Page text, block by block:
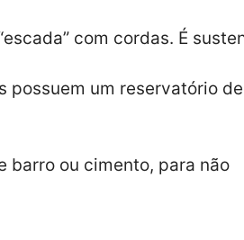
com cordas. É
possuem um reservatório
barro ou cimento, para não